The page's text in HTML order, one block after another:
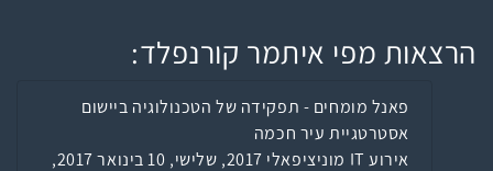
הרצאות מפי איתמר קורנפלד:
פאנל מומחים - תפקידה של הטכנולוגיה ביישום
אסטרטגיית עיר חכמה
אירוע IT מוניציפאלי 2017, שלישי, 10 בינואר 2017,